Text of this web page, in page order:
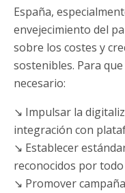
España,
envejecimiento del
sobre los costes y
sostenibles. Para
necesario:
↘ Impulsar la
integración con
↘ Establecer
reconocidos por
↘ Promover